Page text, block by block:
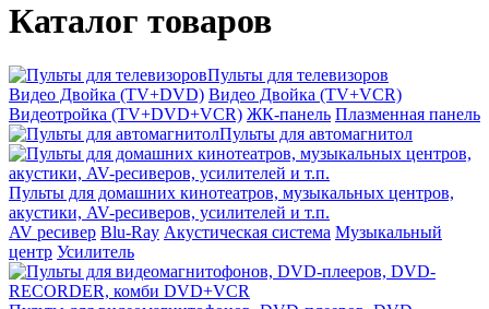
Каталог товаров
Пульты для телевизоров
Видео Двойка (TV+DVD) Видео Двойка (TV+VCR)
Видеотройка (TV+DVD+VCR) ЖК-панель Плазменная панель
Пульты для автомагнитол
Пульты для домашних кинотеатров, музыкальных центров,
акустики, AV-ресиверов, усилителей и т.п.
AV ресивер Blu-Ray Акустическая система Музыкальный
центр Усилитель